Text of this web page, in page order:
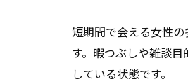
短期間で会える女性
す。暇つぶしや雑談
している状態です。